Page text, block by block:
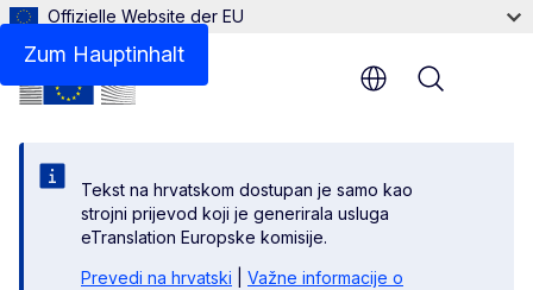
Zum Hauptinhalt
Offizielle Website der EU
Tekst na hrvatskom dostupan je samo kao
strojni prijevod koji je generirala usluga
eTranslation Europske komisije.
Prevedi na hrvatski
Važne informacije o
Menu